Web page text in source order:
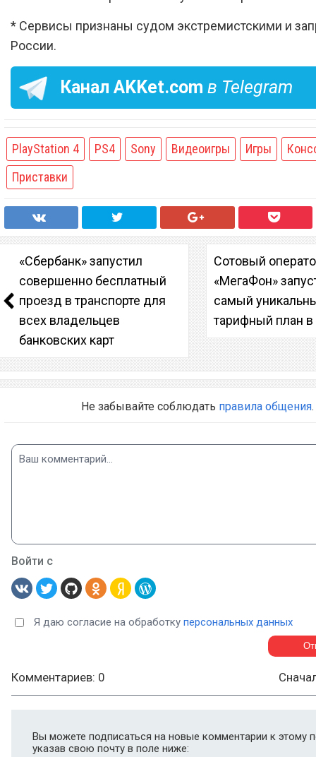
* Сервисы признаны судом экстремистскими и
России.
Канал AKKet.com в Telegram
PlayStation 4 PS4 Sony Видеоигры Игры
Приставки
«Сбербанк» запустил
совершенно бесплатный
проезд в транспорте для
всех владельцев
банковских карт
Сотовый
«МегаФон»
самый
тарифный план
Не забывайте соблюдать правила общения.
Войти с
Я даю согласие на обработку персональных данных
Комментариев: 0
Вы можете подписаться на новые комментарии к этому
указав свою почту в поле ниже: